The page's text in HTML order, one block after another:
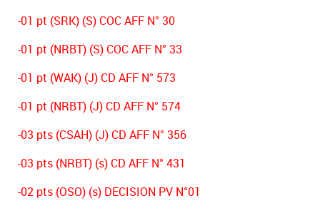
-01 pt (SRK) (S) COC AFF N° 30
-01 pt (NRBT) (S) COC AFF N° 33
-01 pt (WAK) (J) CD AFF N° 573
-01 pt (NRBT) (J) CD AFF N° 574
-03 pts (CSAH) (J) CD AFF N° 356
-03 pts (NRBT) (s) CD AFF N° 431
-02 pts (OSO) (s) DECISION PV N°01